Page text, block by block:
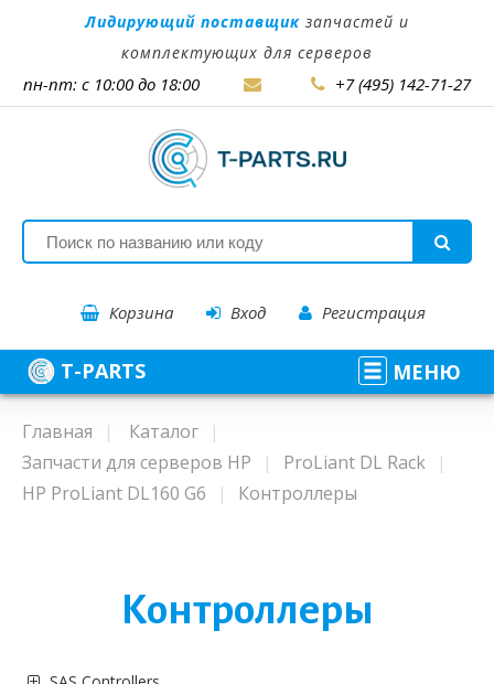
Лидирующий поставщик запчастей и
комплектующих для серверов
пн-пт: с 10:00 до 18:00 +7 (495) 142-71-27
Корзина Вход Регистрация
T-PARTS МЕНЮ
Главная
Каталог
Запчасти для серверов HP
ProLiant DL Rack
HP ProLiant DL160 G6
Контроллеры
Контроллеры